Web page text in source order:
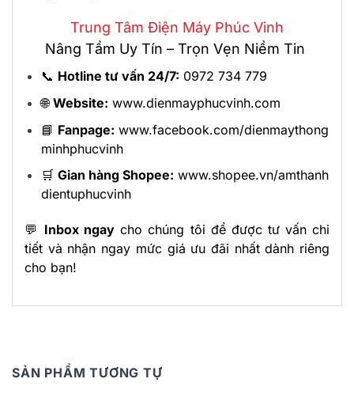
Trung Tâm Điện Máy Phúc Vinh
Nâng Tầm Uy Tín – Trọn Vẹn Niềm Tin
📞 Hotline tư vấn 24/7: 0972 734 779
🌐Website: www.dienmayphucvinh.com
📘 Fanpage: www.facebook.com/dienmaythong
minhphucvinh
🛒 Gian hàng Shopee: www.shopee.vn/amthanh
dientuphucvinh
💬 Inbox ngay cho chúng tôi để được tư vấn chi
tiết và nhận ngay mức giá ưu đãi nhất dành riêng
cho bạn!
SẢN PHẨM TƯƠNG TỰ